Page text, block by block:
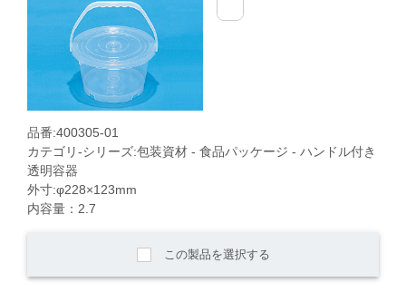
品番:400305-01
カテゴリ-シリーズ:包装資材 - 食品パッケージ - ハンドル付き
透明容器
外寸:φ228×123mm
内容量：2.7
この製品を選択する